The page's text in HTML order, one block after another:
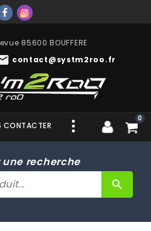
85600 BOUFFERE
contact@systm2roo.fr
0
CONTACTER
recherche
search